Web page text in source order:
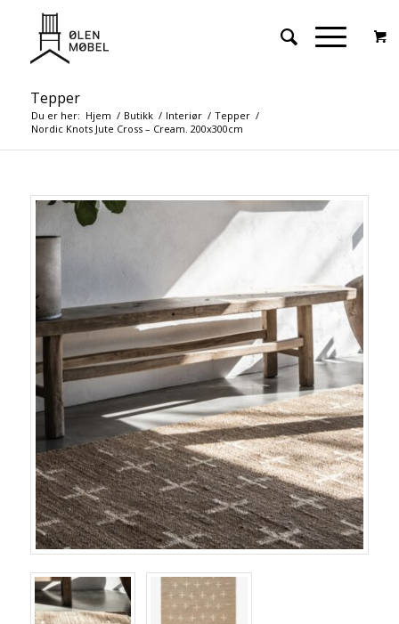
Tepper
Du er her: Hjem / Butikk / Interiør / Tepper /
Nordic Knots Jute Cross – Cream. 200x300cm